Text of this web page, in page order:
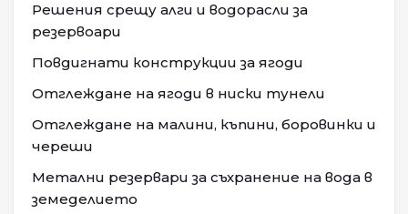
Решения срещу алги и водорасли за
резервоари
Повдигнати конструкции за ягоди
Отглеждане на ягоди в ниски тунели
Отглеждане на малини, къпини, боровинки и
череши
Метални резервари за съхранение на вода в
земеделието